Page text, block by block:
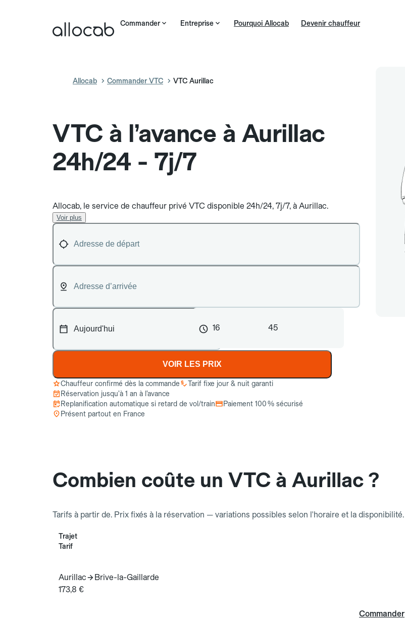
Commander Entreprise Pourquoi Allocab Devenir chauffeur
Allocab Commander VTC VTC Aurillac
VTC à l’avance à Aurillac
24h/24 - 7j/7
Allocab, le service de chauffeur privé VTC disponible 24h/24, 7j/7, à Aurillac.
Voir plus
16 45
VOIR LES PRIX
Chauffeur confirmé dès la commande
Tarif fixe jour & nuit garanti
Réservation jusqu’à 1 an à l’avance
Replanification automatique si retard de vol/train
Paiement 100 % sécurisé
Présent partout en France
Combien coûte un VTC à Aurillac ?
Tarifs à partir de. Prix fixés à la réservation — variations possibles selon l'horaire et la disponibilité.
Trajet
Tarif
Aurillac
Brive-la-Gaillarde
173,8 €
Commander